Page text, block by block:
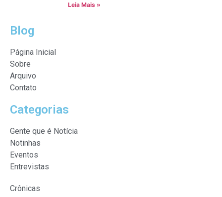
Leia Mais »
Blog
Página Inicial
Sobre
Arquivo
Contato
Categorias
Gente que é Notícia
Notinhas
Eventos
Entrevistas
Crônicas